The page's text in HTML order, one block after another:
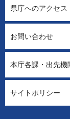
県庁へのアクセス
お問い合わせ
本庁各課・出先機
サイトポリシー